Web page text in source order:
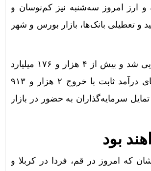
محل استقرار شهید لاریجانی
سرمایه‌گذاری ایران و آفریقاست
آزاد ایران و روسیه
برای خیانت به وطن
و ارز امروز سه‌شنبه نیز کم‌نوسان و
و تعطیلی بانک‌ها، بازار بورس و شهر
امروز بورس تهران پس از پنج روز تعطیلی، پرقدرت بازگشایی شد و بیش از ۴ هزار و ۱۷۶ میلیارد
تومان پول حقیقی وارد بازار سهام شد. در مقابل، صندوق‌های درآمد ثابت با خروج ۲ هزار و ۹۱۳
سرمایه‌گذاران به حضور در بازار
بود
که امروز در قم، فردا در کربلا و